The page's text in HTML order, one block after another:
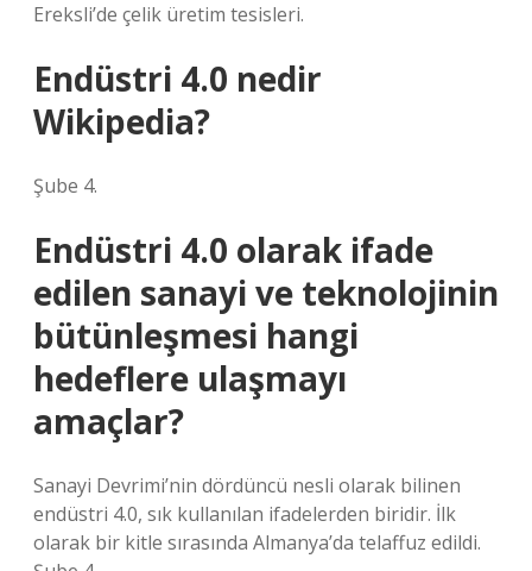
Ereksli’de çelik üretim tesisleri.
Endüstri 4.0 nedir
Wikipedia?
Şube 4.
Endüstri 4.0 olarak ifade
edilen sanayi ve teknolojinin
bütünleşmesi hangi
hedeflere ulaşmayı
amaçlar?
Sanayi Devrimi’nin dördüncü nesli olarak bilinen
endüstri 4.0, sık kullanılan ifadelerden biridir. İlk
olarak bir kitle sırasında Almanya’da telaffuz edildi.